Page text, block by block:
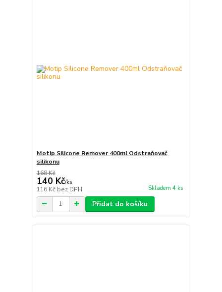
Motip Silicone Remover 400ml Odstraňovač
silikonu
168 Kč
140 Kč/ks
116 Kč bez DPH Skladem 4 ks
Přidat do košíku